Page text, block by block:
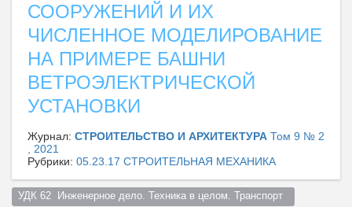
СООРУЖЕНИЙ И ИХ
ЧИСЛЕННОЕ МОДЕЛИРОВАНИЕ
НА ПРИМЕРЕ БАШНИ
ВЕТРОЭЛЕКТРИЧЕСКОЙ
УСТАНОВКИ
Журнал: СТРОИТЕЛЬСТВО И АРХИТЕКТУРА Том 9 № 2
, 2021
Рубрики: 05.23.17 СТРОИТЕЛЬНАЯ МЕХАНИКА
УДК 62  Инженерное дело. Техника в целом. Транспорт